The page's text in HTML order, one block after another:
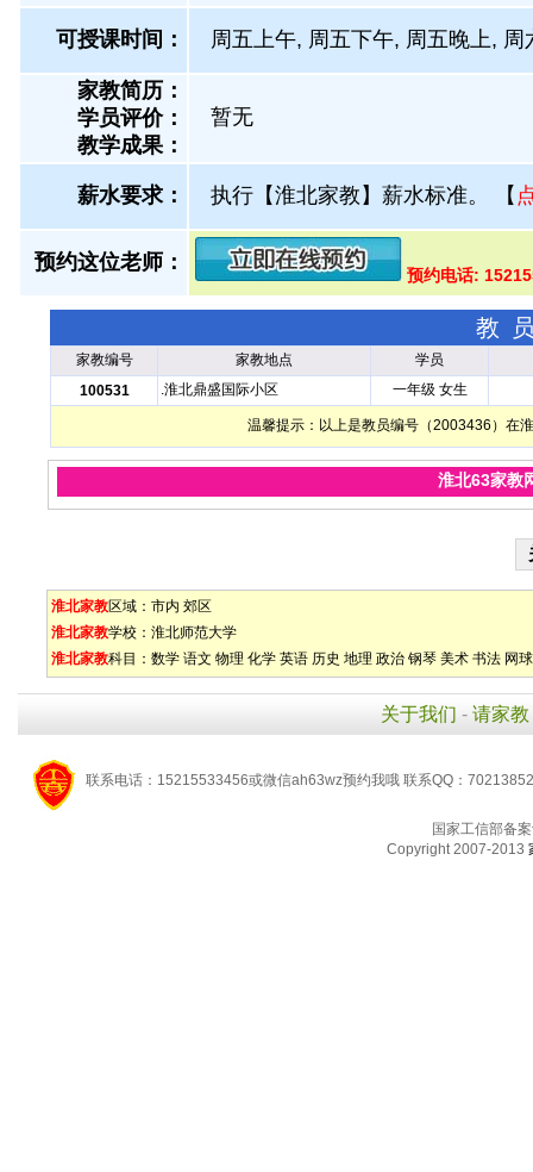
可授课时间： 周五上午, 周五下午, 周五晚上,
家教简历：
学员评价：
教学成果：
暂无
薪水要求： 执行【淮北家教】薪水标准。 【
预约这位老师：
预约电话:
教
家教编号 家教地点
学员
100531
.淮北鼎盛国际小区 一年级 女生
温馨提示：以上是教员编号（2003436）在
淮北63家教
淮北家教区域： 市内 郊区
淮北家教学校： 淮北师范大学
淮北家教科目： 数学 语文 物理 化学 英语 历史 地理 政治 钢琴 美术 书法 网球
关于我们 - 请家教
联系电话：15215533456或微信ah63wz预约我哦 联系QQ：
国家工信部备
Copyright 2007-2013